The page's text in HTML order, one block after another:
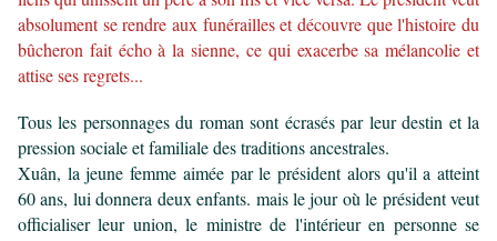
absolument se rendre aux funérailles etdécouvre que l'histoire du
bûcheron fait écho à la sienne, ce qui exacerbe sa mélancolie et
attise ses regrets...
Tous les personnages du roman sont écrasés par leur destin et la
pression sociale et familiale des traditions ancestrales.
Xuân, la jeune femme aimée par le président alors qu'il a atteint
60 ans, lui donnera deux enfants. mais le jour où le président veut
officialiser leur union, le ministre de l'intérieur en personne se